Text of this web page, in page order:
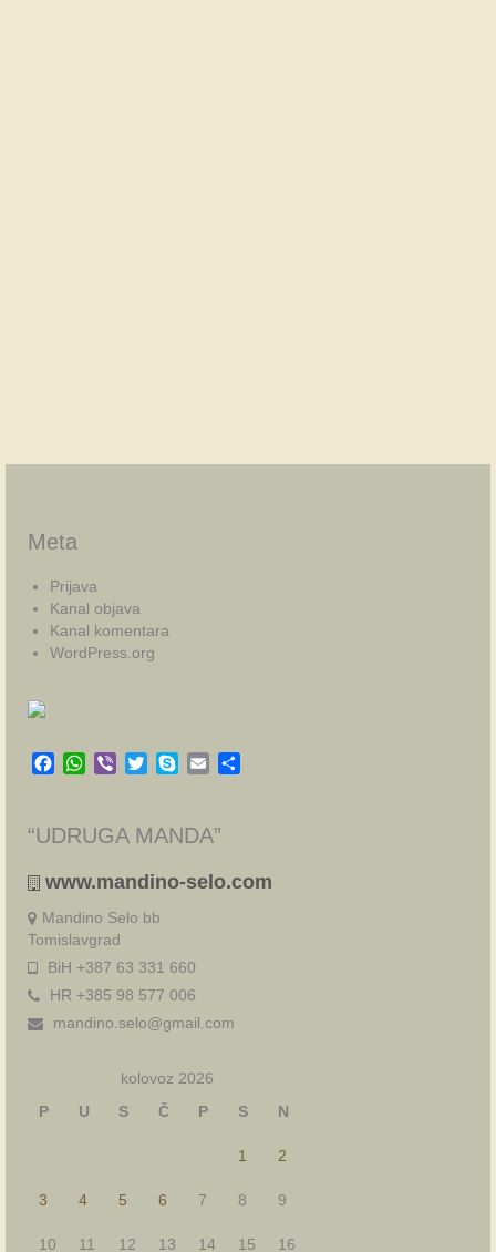
Meta
Prijava
Kanal objava
Kanal komentara
WordPress.org
Facebook
WhatsApp
Viber TwitterSkypeEmail
“UDRUGA MANDA”
www.mandino-selo.com
Mandino Selo bb
Tomislavgrad
BiH +387 63 331 660
HR +385 98 577 006
mandino.selo@gmail.com
kolovoz 2026
P
U S Č P S N
1 2
3 4 5 6 7 8 9
10 11 12 13 14 15 16